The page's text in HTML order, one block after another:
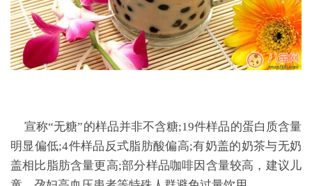
宣称“无糖”的样品并非不含糖;19件样品的蛋白质含量
明显偏低;4件样品反式脂肪酸偏高;有奶盖的奶茶与无奶
盖相比脂肪含量更高;部分样品咖啡因含量较高，建议儿